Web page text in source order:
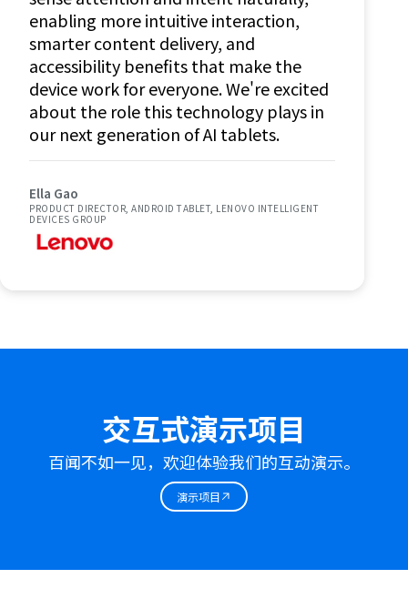
enabling more intuitive interaction,
smarter content delivery, and
accessibility benefits that make the
device work for everyone. We're excited
about the role this technology plays in
our next generation of AI tablets.
Ella Gao
PRODUCT DIRECTOR, ANDROID TABLET, LENOVO INTELLIGENT
DEVICES GROUP
交互式演示项目
百闻不如一见，欢迎体验我们的互动演示。
演示项目